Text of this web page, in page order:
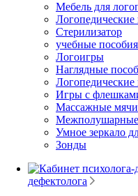
Мебель для
Стерилизатор
учебные
Логоигры
Наглядные
Игры с
Массажные мячи
Умное зеркало
Зонды
дефектолога